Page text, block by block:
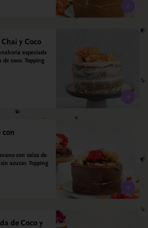
y Coco
especiada
de coco. Topping
con
con salsa de
azucar. Topping
de Coco y